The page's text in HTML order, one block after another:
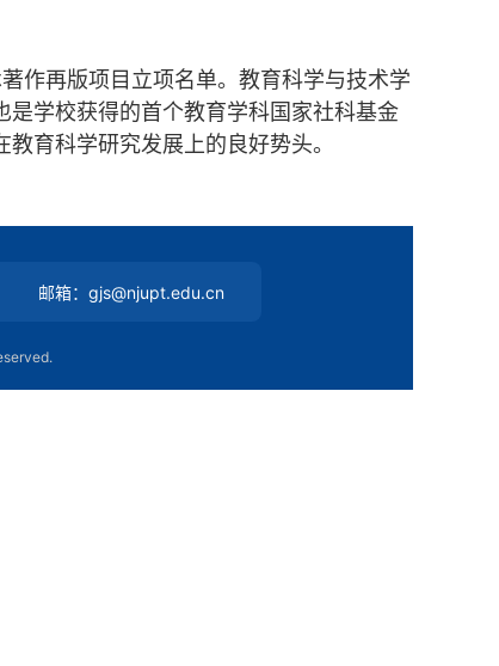
作再版项目立项名单。教育科学与技术学
学校获得的首个教育学科国家社科基金
教育科学研究发展上的良好势头。
邮箱：gjs@njupt.edu.cn